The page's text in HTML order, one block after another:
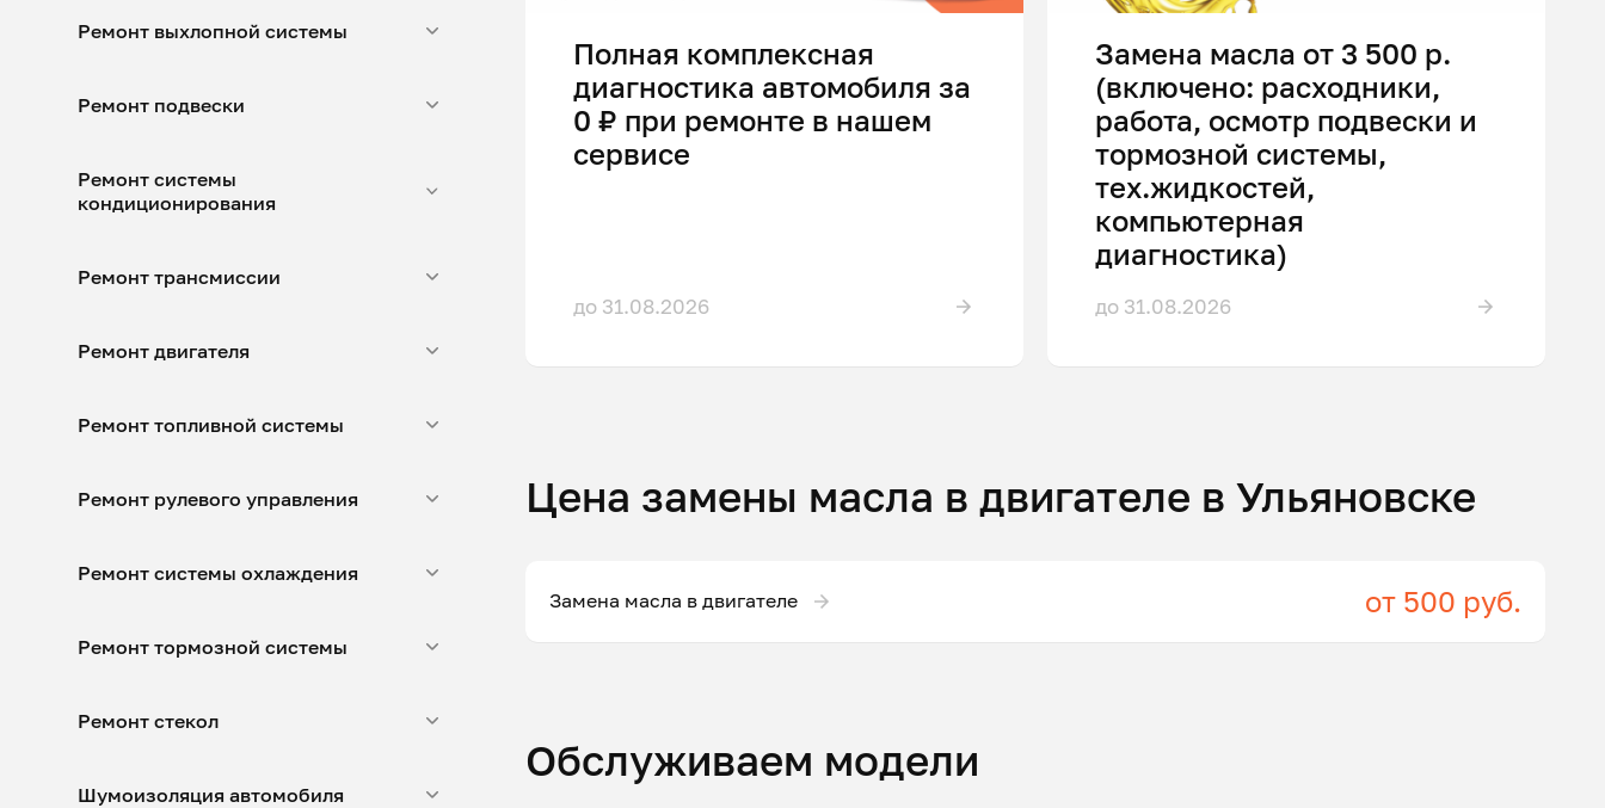
Ремонт выхлопной системы
Ремонт подвески
Ремонт системы
кондиционирования
Ремонт трансмиссии
Ремонт двигателя
Ремонт топливной системы
Ремонт рулевого управления
Ремонт системы охлаждения
Ремонт тормозной системы
Ремонт стекол
Шумоизоляция автомобиля
Полная комплексная
диагностика автомобиля за
0 ₽ при ремонте в нашем
сервисе
до 31.08.2026
Замена масла от 3 500 р.
(включено: расходники,
работа, осмотр подвески и
тормозной системы,
тех.жидкостей,
компьютерная
диагностика)
до 31.08.2026
Цена замены масла в двигателе в Ульяновске
Замена масла в двигателе от 500 руб.
Обслуживаем модели